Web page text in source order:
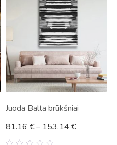
Juoda Balta brūkšniai
81.16 €– 153.14 €